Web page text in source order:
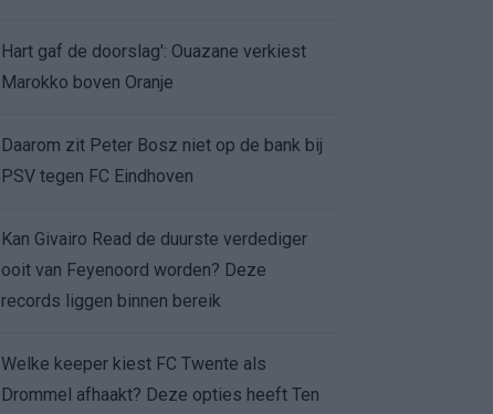
Hart gaf de doorslag': Ouazane verkiest
Marokko boven Oranje
Daarom zit Peter Bosz niet op de bank bij
PSV tegen FC Eindhoven
Kan Givairo Read de duurste verdediger
ooit van Feyenoord worden? Deze
records liggen binnen bereik
Welke keeper kiest FC Twente als
Drommel afhaakt? Deze opties heeft Ten